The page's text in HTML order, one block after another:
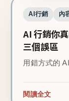
AI行銷 內
AI 行銷你
三個誤區
用錯方式的
閱讀全文